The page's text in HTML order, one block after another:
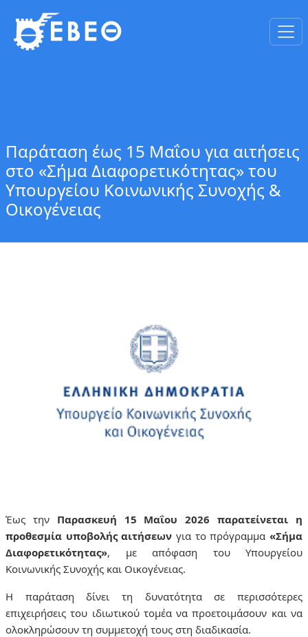
Παράταση έως 15 Μαΐου για αιτήσεις
στο «Σήμα Διαφορετικότητας» του
Υπουργείου Κοινωνικής Συνοχής &
Οικογένειας
Έως τηνΠαρασκευή 15 Μαΐου 2026 παρατείνεται η
προθεσμία υποβολής αιτήσεων για το πρόγραμμα «Σήμα
Διαφορετικότητας», με απόφαση του Υπουργείου
Κοινωνικής Συνοχής και Οικογένειας.
Η παράταση δίνει τη δυνατότητα σε περισσότερες
επιχειρήσεις του ιδιωτικού τομέα να προετοιμάσουν και να
ολοκληρώσουν τη συμμετοχή τους στη διαδικασία.